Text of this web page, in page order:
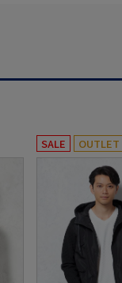
SALE OUTLET